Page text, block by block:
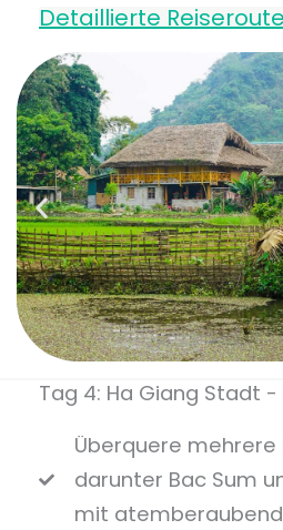
Detaillierte Reiseroute
Tag 4: Ha Giang Stadt -
Überquere mehrere
darunter Bac Sum
mit